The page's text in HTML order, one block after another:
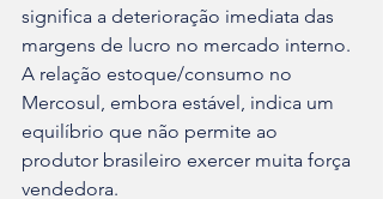
significa a deterioração imediata das
margens de lucro no mercado interno.
A relação estoque/consumo no
Mercosul, embora estável, indica um
equilíbrio que não permite ao
produtor brasileiro exercer muita força
vendedora.